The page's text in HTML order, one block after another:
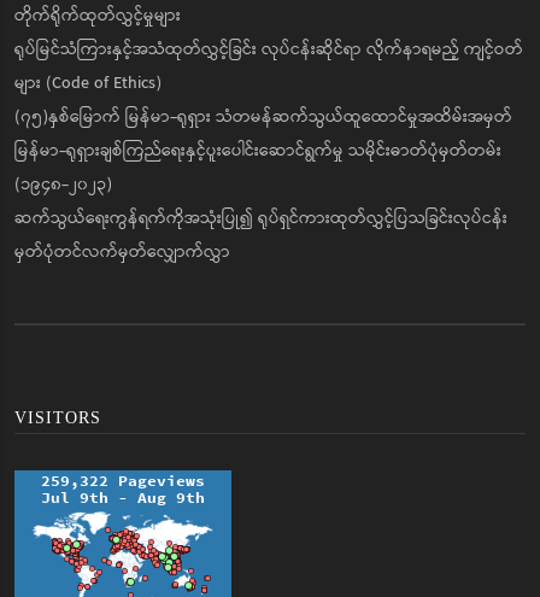
တိုက်ရိုက်ထုတ်လွှင့်မှုများ
ရုပ်မြင်သံကြားနှင့်အသံထုတ်လွှင့်ခြင်း လုပ်ငန်းဆိုင်ရာ လိုက်နာရမည့် ကျင့်ဝတ်
များ (Code of Ethics)
(၇၅)နှစ်မြောက် မြန်မာ-ရုရှား သံတမန်ဆက်သွယ်ထူထောင်မှုအထိမ်းအမှတ်
မြန်မာ-ရုရှားချစ်ကြည်ရေးနှင့်ပူးပေါင်းဆောင်ရွက်မှု သမိုင်းဓာတ်ပုံမှတ်တမ်း
(၁၉၄၈-၂၀၂၃)
ဆက်သွယ်ရေးကွန်ရက်ကိုအသုံးပြု၍ ရုပ်ရှင်ကားထုတ်လွှင့်ပြသခြင်းလုပ်ငန်း
မှတ်ပုံတင်လက်မှတ်လျှောက်လွှာ
VISITORS